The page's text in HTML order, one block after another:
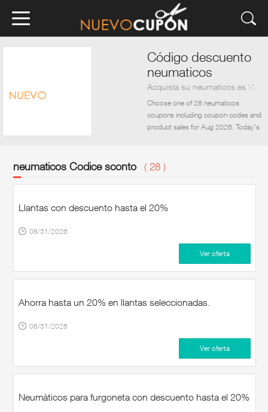
Código descuento
neumaticos
Acquista su neumaticos.es
Choose one of 28 neumaticos
coupons including coupon codes and
product sales for Aug 2026. Today's
at neumaticos. But how to save
money during the shopping? It is quite
neumaticos promo code. Then go
discount should be automatically
applied. Now look for
neumaticos Codice sconto ( 28 )
Llantas con descuento hasta el 20%
08/31/2026
Ver oferta
Ahorra hasta un 20% en llantas seleccionadas.
08/31/2026
Ver oferta
Neumáticos para furgoneta con descuento hasta el 20%